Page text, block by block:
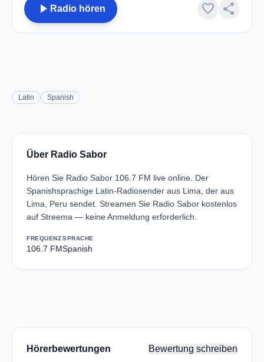
play_arrow Radio hören favorite share
Latin Spanish
Über Radio Sabor
Hören Sie Radio Sabor 106.7 FM live online. Der
Spanishsprachige Latin-Radiosender aus Lima, der aus
Lima, Peru sendet. Streamen Sie Radio Sabor kostenlos
auf Streema — keine Anmeldung erforderlich.
FREQUENZ
106.7 FM
SPRACHE
Spanish
Hörerbewertungen Bewertung schreiben